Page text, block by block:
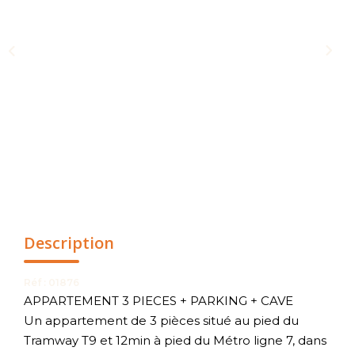
Description
APPARTEMENT 3 PIECES + PARKING + CAVE
Un appartement de 3 pièces situé au pied du
Tramway T9 et 12min à pied du Métro ligne 7, dans